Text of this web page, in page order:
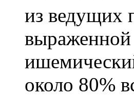
из ведущих
выраженной
около 80%